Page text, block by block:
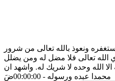
ونعوذ بالله تعالى من شرور
الله تعالى فلا مضل له ومن يضلل
الا الله وحده لا شريك له. واشهد ان
محمدا عبده ورسوله - 00:00:00 ضَ